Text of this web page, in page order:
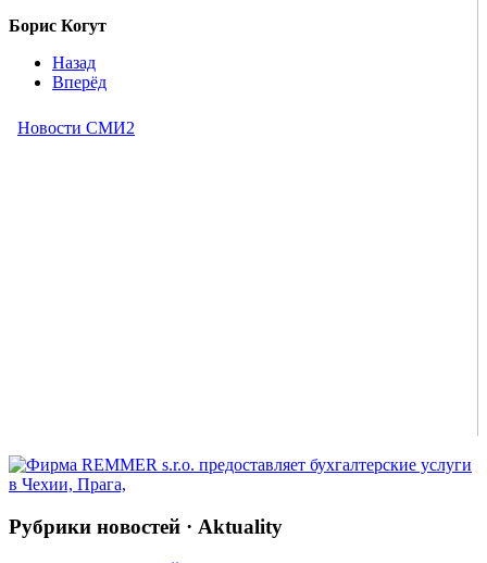
Борис Когут
Назад
Вперёд
Рубрики новостей · Aktuality